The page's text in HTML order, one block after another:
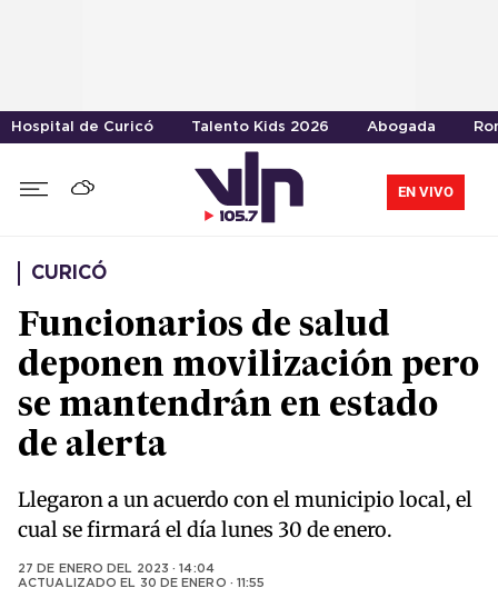
Hospital de Curicó Talento Kids 2026 Abogada
EN VIVO
CURICÓ
Funcionarios de salud
deponen movilización pero
se mantendrán en estado
de alerta
Llegaron a un acuerdo con el municipio local, el
cual se firmará el día lunes 30 de enero.
27 DE ENERO DEL 2023 · 14:04
ACTUALIZADO EL 30 DE ENERO · 11:55